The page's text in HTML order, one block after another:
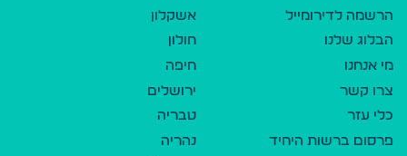
הרשמה לדירומייל
הבלוג שלנו
מי אנחנו
צרו קשר
כלי עזר
פרסום ברשות היחיד
אשקלון
חולון
חיפה
ירושלים
טבריה
נהריה